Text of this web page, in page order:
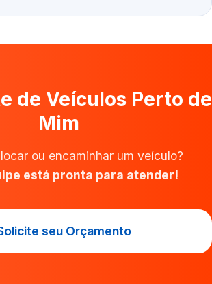
de Veículos Perto de
Mim
ou encaminhar um veículo?
está pronta para atender!
seu Orçamento